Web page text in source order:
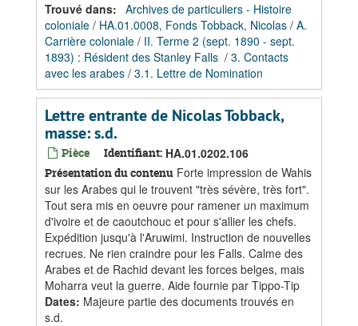
Trouvé dans: Archives de particuliers - Histoire
coloniale / HA.01.0008, Fonds Tobback, Nicolas / A.
Carrière coloniale / II. Terme 2 (sept. 1890 - sept.
1893) : Résident des Stanley Falls / 3. Contacts
avec les arabes / 3.1. Lettre de Nomination
Lettre entrante de Nicolas Tobback,
masse: s.d.
Pièce Identifiant: HA.01.0202.106
Présentation du contenu Forte impression de Wahis
sur les Arabes qui le trouvent "très sévère, très fort".
Tout sera mis en oeuvre pour ramener un maximum
d'ivoire et de caoutchouc et pour s'allier les chefs.
Expédition jusqu'à l'Aruwimi. Instruction de nouvelles
recrues. Ne rien craindre pour les Falls. Calme des
Arabes et de Rachid devant les forces belges, mais
Moharra veut la guerre. Aide fournie par Tippo-Tip
Dates: Majeure partie des documents trouvés en
s.d.